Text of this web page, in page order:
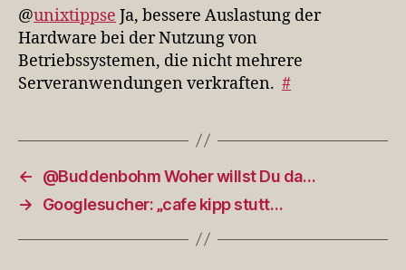
@unixtippse Ja, bessere Auslastung der
Hardware bei der Nutzung von
Betriebssystemen, die nicht mehrere
Serveranwendungen verkraften. #
←
@Buddenbohm Woher willst Du da…
→
Googlesucher: „cafe kipp stutt…